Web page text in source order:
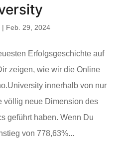
| Feb. 29, 2024
Erfolgsgeschichte auf
zeigen, wie wir die Online
innerhalb von nur
völlig neue Dimension des
geführt haben. Wenn Du
von 778,63%...